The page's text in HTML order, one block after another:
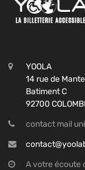
YOOLA
14 rue de
Batiment C
92700
contact mail
A votre écoute